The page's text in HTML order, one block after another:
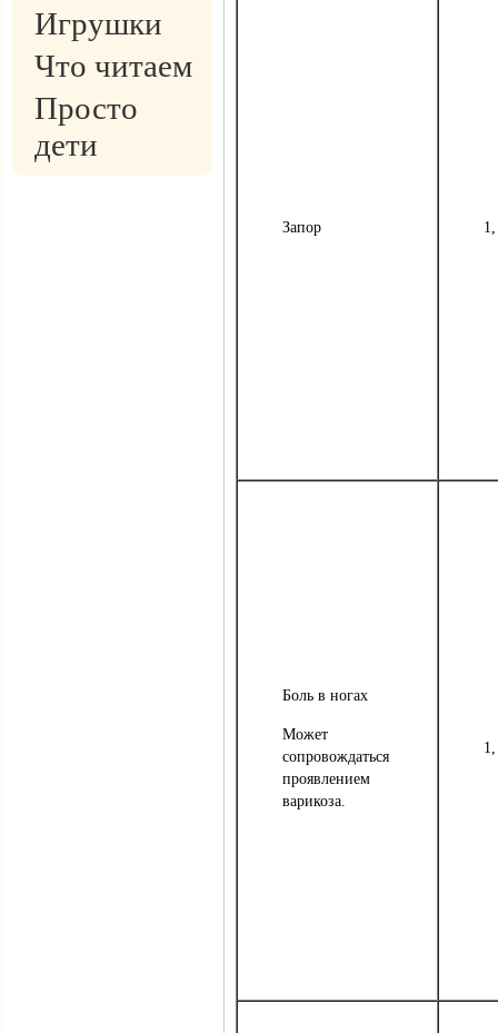
Игрушки
Что читаем
Просто
дети
Запор
Боль в ногах
Может
сопровождаться
проявлением
варикоза.